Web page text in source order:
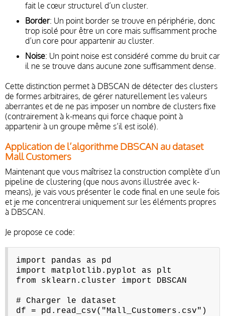
fait le cœur structurel d’un cluster.
Border: Un point border se trouve en périphérie, donc
trop isolé pour être un core mais suffisamment proche
d’un core pour appartenir au cluster.
Noise: Un point noise est considéré comme du bruit car
il ne se trouve dans aucune zone suffisamment dense.
Cette distinction permet à DBSCAN de détecter des clusters
de formes arbitraires, de gérer naturellement les valeurs
aberrantes et de ne pas imposer un nombre de clusters fixe
(contrairement à k-means qui force chaque point à
appartenir à un groupe même s’il est isolé).
Application de l’algorithme DBSCAN au dataset
Mall Customers
Maintenant que vous maîtrisez la construction complète d’un
pipeline de clustering (que nous avons illustrée avec k-
means), je vais vous présenter le code final en une seule fois
et je me concentrerai uniquement sur les éléments propres
à DBSCAN.
Je propose ce code:
import pandas as pd
import matplotlib.pyplot as plt
from sklearn.cluster import DBSCAN
# Charger le dataset
df = pd.read_csv("Mall_Customers.csv")